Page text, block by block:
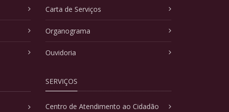
Carta de Serviços
Organograma
Ouvidoria
SERVIÇOS
Centro de Atendimento ao Cidadão